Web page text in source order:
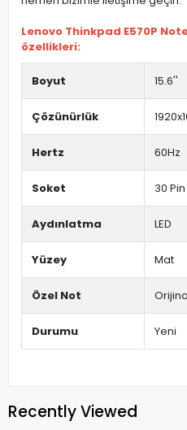
Lenovo Thinkpad E570P
özellikleri:
Boyut 15.6''
Çözünürlük
Hertz 60Hz
Soket 30
Aydınlatma LED
Yüzey Mat
Özel Not
Durumu Yeni
Recently Viewed